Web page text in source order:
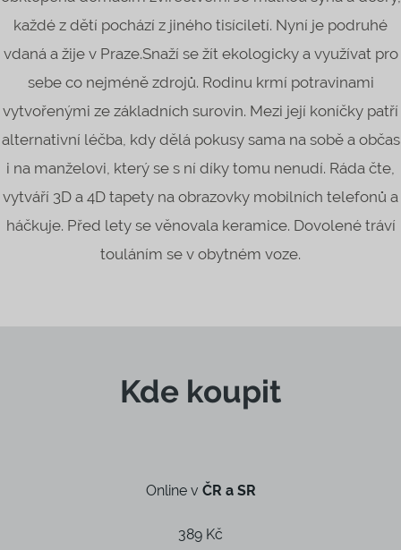
každé z dětí pochází z jiného tisíciletí. Nyní je podruhé
vdaná a žije v Praze.Snaží se žít ekologicky a využívat pro
sebe co nejméně zdrojů. Rodinu krmí potravinami
vytvořenými ze základních surovin. Mezi její koníčky patří
alternativní léčba, kdy dělá pokusy sama na sobě a občas
i na manželovi, který se s ní díky tomu nenudí. Ráda čte,
vytváří 3D a 4D tapety na obrazovky mobilních telefonů a
háčkuje. Před lety se věnovala keramice. Dovolené tráví
touláním se v obytném voze.
Kde koupit
Online v ČR a SR
389 Kč